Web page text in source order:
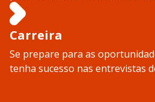
Carreira
Se prepare para as
tenha sucesso nas entrevistas